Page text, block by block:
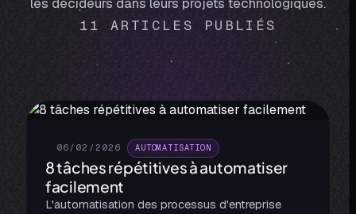
11 ARTICLES PUBLIÉS
06/02/2026 · AUTOMATISATION
8 tâches répétitives à automatiser
facilement
L'automatisation des processus d'entreprise